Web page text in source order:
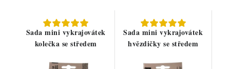
Sada mini vykrajovátek
kolečka se středem
Sada mini vykrajovátek
hvězdičky se středem